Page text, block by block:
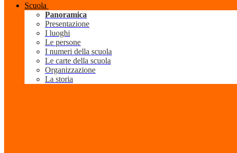
Scuola
Panoramica
Presentazione
I luoghi
Le persone
I numeri della scuola
Le carte della scuola
Organizzazione
La storia